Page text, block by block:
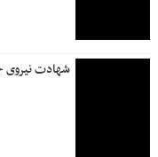
شهادت نیروی